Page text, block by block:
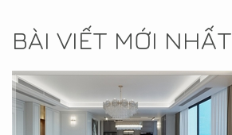
BÀI VIẾT MỚI NHẤT